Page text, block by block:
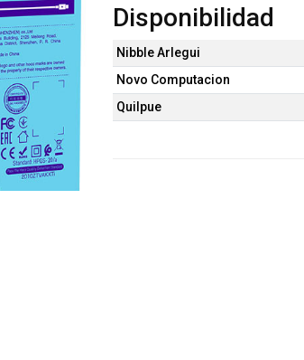
Disponibilidad
Nibble Arlegui
Novo Computacion
Quilpue